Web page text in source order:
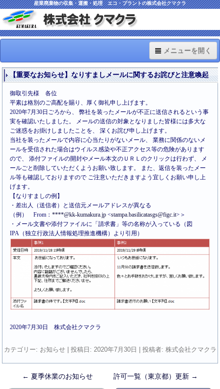
産業廃棄物の収集・運搬・処理 エコ・プラントの株式会社クマクラ
メニューを開く
TOP
Information
車両・機材・施設
ISO関連
料金のご案内
Q&A
【重要なお知らせ】なりすましメールに関するお詫びと注意喚起
御取引先様 各位
平素は格別のご高配を賜り、厚く御礼申し上げます。
2020年7月30日ごろから、 弊社を装ったメールが不正に送信されるという事
実を確認いたしました。 メールの送信の対象となりました皆様には多大な
ご迷惑をお掛けしましたことを、 深くお詫び申し上げます。
当社を装ったメールで内容に心当たりがないメール、 業務に関係のないメ
ールを受信された場合はウイルス感染や不正アクセス等の危険があります
ので、 添付ファイルの開封やメール本文のＵＲＬのクリックは行わず、 メ
ールごと削除していただくようお願い致します。 また、返信を装ったメー
ル等も確認しておりますので ご注意いただきますよう宜しくお願い申し上
げます。
【なりすましの例】
・差出人（送信者）と送信元メールアドレスが異なる
（例） From：****@kk-kumakura.jp <stampa.basilicatasgs@figc.it>＞
・メール文書や添付ファイルに「請求書」等の名称が入っている（図
IPA（独立行政法人情報処理推進機構）より引用）
2020年7月30日 株式会社クマクラ
カテゴリー: お知らせ| 投稿日: 2020年7月30日 投稿者: 株式会社クマクラ
投
← 夏季休業のお知らせ 許可一覧（東京都）更新 →